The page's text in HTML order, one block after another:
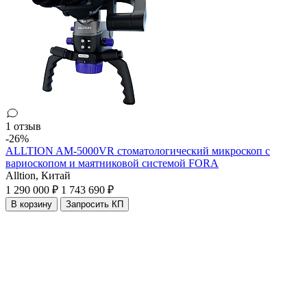
1 отзыв
-26%
ALLTION AM-5000VR стоматологический микроскоп с
вариоскопом и маятниковой системой FORA
Alltion, Китай
1 290 000 ₽ 1 743 690 ₽
В корзину Запросить КП